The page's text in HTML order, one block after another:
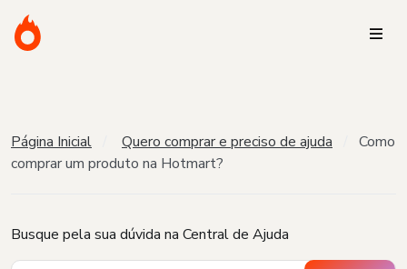
Página Inicial Quero comprar e preciso de ajuda
Como
comprar um produto na Hotmart?
Busque pela sua dúvida na Central de Ajuda